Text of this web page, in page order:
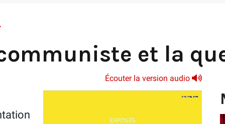
et la
Écouter la version audio